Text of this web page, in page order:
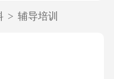
> 辅导培训